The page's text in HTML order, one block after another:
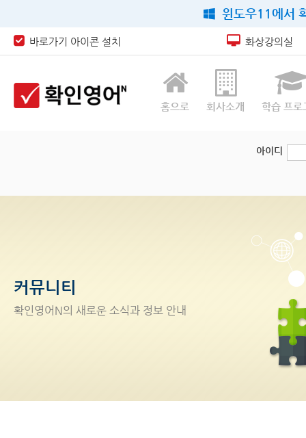
윈도우11에서
바로가기 아이콘 설치 화상강의실
홈으로 회사소개 학습 프로
아이디
커뮤니티
확인영어 N의 새로운 소식과 정보 안내